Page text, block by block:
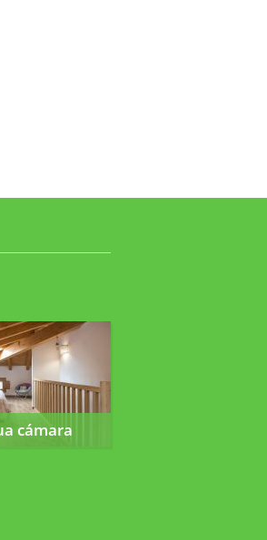
cámara
cámara